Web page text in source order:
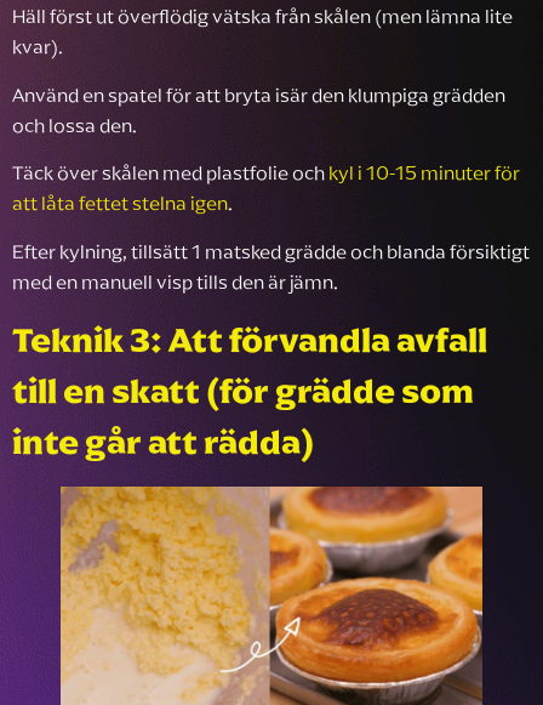
Häll först ut överflödig vätska från skålen (men lämna lite
kvar).
Använd en spatel för att bryta isär den klumpiga grädden
och lossa den.
Täck över skålen med plastfolie ochkyl i 10-15 minuter för
att låta fettet stelna igen.
Efter kylning, tillsätt 1 matsked grädde och blanda försiktigt
med en manuell visp tills den är jämn.
Teknik 3: Att förvandla avfall
till en skatt (för grädde som
inte går att rädda)